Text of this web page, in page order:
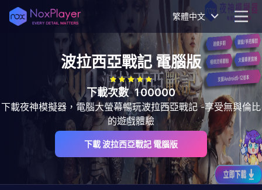
繁體中文
波拉西亞戰記電腦版
下載次數 100000
下載夜神模擬器，電腦大螢幕暢玩波拉西亞戰記 -享受無與倫比
的遊戲體驗
下載 波拉西亞戰記 電腦版